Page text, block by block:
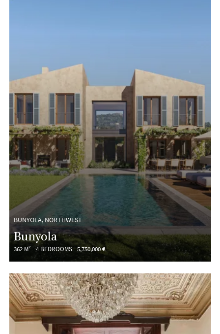
BUNYOLA, NORTHWEST
Bunyola
362 M² 4 BEDROOMS 5,750,000 €